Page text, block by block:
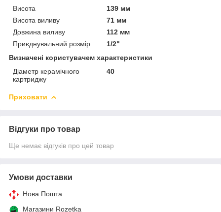
Висота
139 мм
Висота виливу
71 мм
Довжина виливу
112 мм
Приєднувальний розмір
1/2"
Визначені користувачем характеристики
Діаметр керамічного
картриджу
40
Приховати
Відгуки про товар
Ще немає відгуків про цей товар
Умови доставки
Нова Пошта
Магазини Rozetka